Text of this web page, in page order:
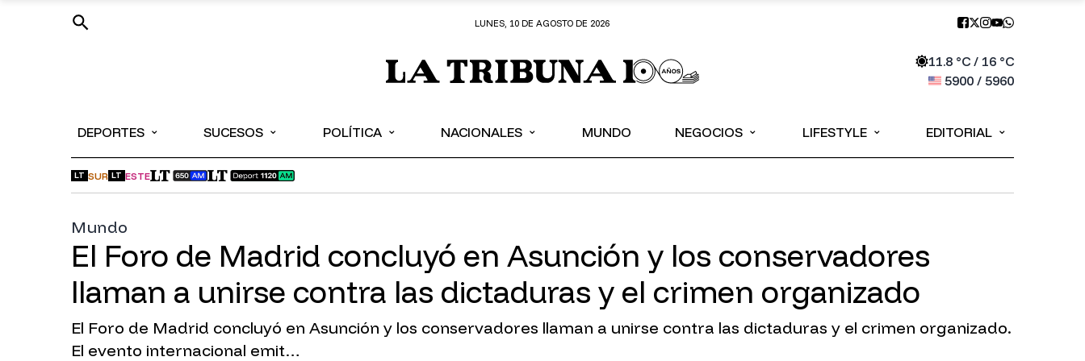
LUNES, 10 DE AGOSTO DE 2026
11.8°C / 16°C
5900/ 5960
DEPORTES ⌄ SUCESOS ⌄ POLÍTICA ⌄ NACIONALES ⌄ MUNDO NEGOCIOS ⌄ LIFESTYLE ⌄ EDITORIAL ⌄
LT SUR LT ESTE
Mundo
El Foro de Madrid concluyó en Asunción y los conservadores
llaman a unirse contra las dictaduras y el crimen organizado
El Foro de Madrid concluyó en Asunción y los conservadores llaman a unirse contra las dictaduras y el crimen organizado.
El evento internacional emit…